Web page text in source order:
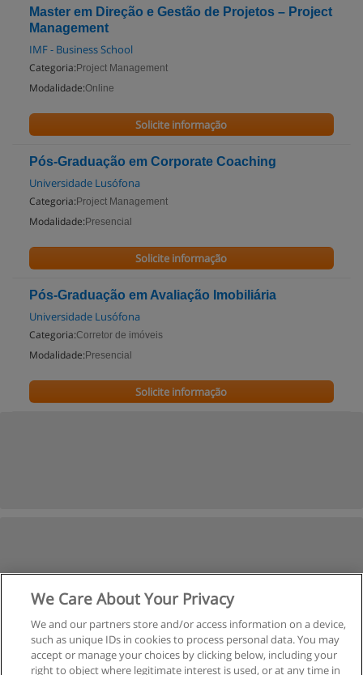
Master em Direção e Gestão de Projetos – Project
Management
IMF - Business School
Categoria: Project Management
Modalidade:Online
Solicite informação
Pós-Graduação em Corporate Coaching
Universidade Lusófona
Categoria: Project Management
Modalidade: Presencial
Solicite informação
Pós-Graduação em Avaliação Imobiliária
Universidade Lusófona
Categoria:Corretor de imóveis
Modalidade: Presencial
Solicite informação
We Care About Your Privacy
We and our partners store and/or access information on a device,
such as unique IDs in cookies to process personal data. You may
accept or manage your choices by clicking below, including your
right to object where legitimate interest is used, or at any time in